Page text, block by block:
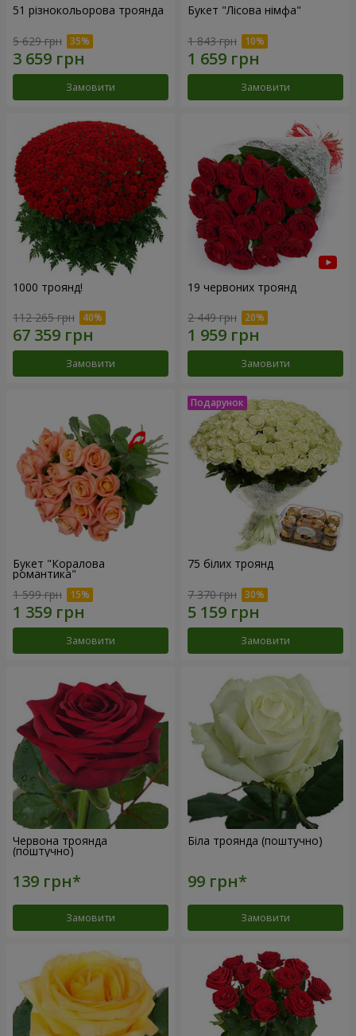
51 різнокольорова троянда
5 629 грн
Замовити
Букет "Лісова німфа"
1 843 грн
Замовити
1000 троянд!
112 265 грн
Замовити
19 червоних троянд
2 449 грн
Замовити
Букет "Коралова
романтика"
1 599 грн
Замовити
75 білих троянд
7 370 грн
Замовити
Червона троянда
(поштучно)
Замовити
Біла троянда (поштучно)
Замовити